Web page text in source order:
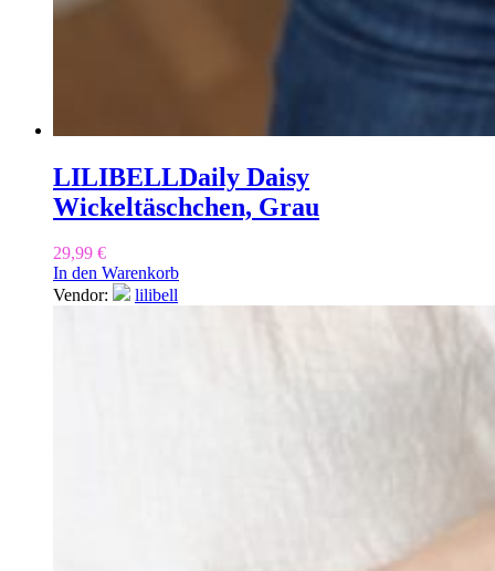
LILIBELLDaily Daisy
Wickeltäschchen, Grau
29,99 €
In den Warenkorb
Vendor:
lilibell